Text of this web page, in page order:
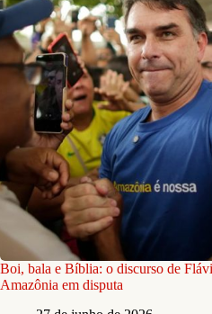
Boi, bala e Bíblia: o discurso de
Amazônia em disputa